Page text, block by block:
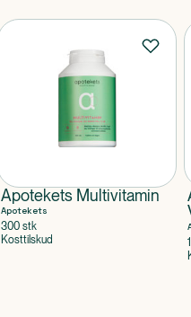
Apotekets Multivitamin
Apotekets
300 stk
Kosttilskud